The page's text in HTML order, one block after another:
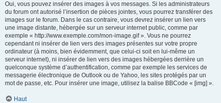
Oui, vous pouvez insérer des images à vos messages. Si les administrateurs
du forum ont autorisé l’insertion de pièces jointes, vous pourrez transférer des
images sur le forum. Dans le cas contraire, vous devrez insérer un lien vers
une image distante, hébergée sur un serveur internet public, comme par
exemple « http://www.exemple.com/mon-image.gif ». Vous ne pourrez
cependant ni insérer de lien vers des images présentes sur votre propre
ordinateur (à moins, bien évidemment, que celui-ci soit en lui-même un
serveur internet), ni insérer de lien vers des images hébergées derrière un
quelconque système d’authentification, comme par exemple les services de
messagerie électronique de Outlook ou de Yahoo, les sites protégés par un
mot de passe, etc. Pour insérer une image, utilisez la balise BBCode « [img] ».
Haut